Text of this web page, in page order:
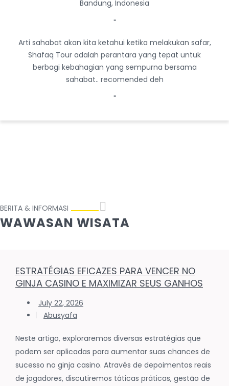
Bandung, Indonesia
"
Arti sahabat akan kita ketahui ketika melakukan safar,
Shafaq Tour adalah perantara yang tepat untuk
berbagi kebahagian yang sempurna bersama
sahabat.. recomended deh
"
BERITA & INFORMASI
WAWASAN WISATA
ESTRATÉGIAS EFICAZES PARA VENCER NO
GINJA CASINO E MAXIMIZAR SEUS GANHOS
July 22, 2026
Abusyafa
Neste artigo, exploraremos diversas estratégias que
podem ser aplicadas para aumentar suas chances de
sucesso no ginja casino. Através de depoimentos reais
de jogadores, discutiremos táticas práticas, gestão de